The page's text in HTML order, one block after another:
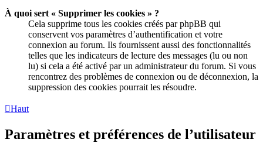
À quoi sert « Supprimer les cookies » ?
Cela supprime tous les cookies créés par phpBB qui
conservent vos paramètres d’authentification et votre
connexion au forum. Ils fournissent aussi des fonctionnalités
telles que les indicateurs de lecture des messages (lu ou non
lu) si cela a été activé par un administrateur du forum. Si vous
rencontrez des problèmes de connexion ou de déconnexion, la
suppression des cookies pourrait les résoudre.
Haut
Paramètres et préférences de l’utilisateur